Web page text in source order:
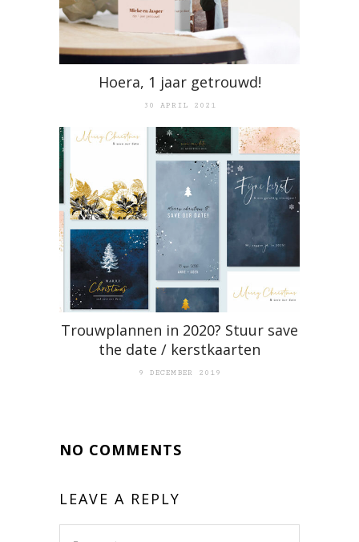
Hoera, 1 jaar getrouwd!
30 APRIL 2021
Trouwplannen in 2020? Stuur save
the date / kerstkaarten
9 DECEMBER 2019
NO COMMENTS
LEAVE A REPLY